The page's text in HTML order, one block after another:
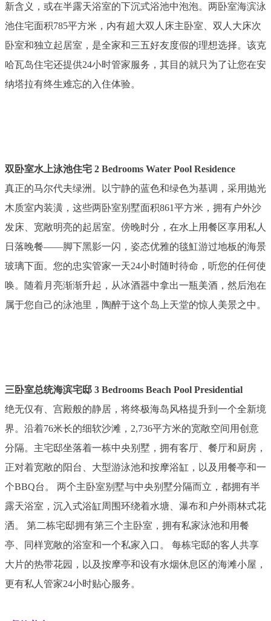
新含义，或在半露天浴室的下沉式浴池中泡泡。两卧室海滨泳
池住宅面积785平方米，内有超大双人床主卧室、双人大床次
卧室和独立起居室，是全家和三五好友度假的理想选择。该克
哈瓦岛住宅还提供24小时管家服务，其目的就只为了让您在安
纳塔拉有终生难忘的入住体验。
双卧室水上泳池住宅 2 Bedrooms Water Pool Residence
真正的马尔代夫绿洲。以宁静的蓝色和绿色为基调，采用抛光
木质室内装潢，这些两卧室别墅面积861平方米，拥有户外沙
发床、宽敞明亮的起居室。傍晚时分，在水上用餐区享用私人
日落晚餐——脚下黑影一闪，姿态优雅的毯魟游过地板的海景
玻璃下面。您的忠实管家一天24小时随时待命，听您的任何使
唤。随着月亮渐渐升起，从冰酒器中拿出一瓶美酒，然后泡在
属于您自己的泳池里，陶醉于这个岛上天堂的惊人美景之中。
三卧室总统海滨宅邸 3 Bedrooms Beach Pool Presidential
绝无仅有、宫殿般的静居，将终极海岛风格提升到一个全新境
界。沿着76米长的细软沙滩，2,736平方米的宽敞空间用创意
分隔。主宅邸坐落着一栋中央别墅，拥有客厅、餐厅和厨房，
正对着宽敞的阳台、大型游泳池和按摩浴缸，以及用餐亭和一
个BBQ台。 两个主卧室别墅与中央别墅分隔而立，都拥有半
露天浴室，沉入式浴缸周围环绕着水塘、瀑布和户外雨林式花
洒。 第二栋宅邸拥有第三个主卧室，拥有私家泳池和用餐
亭、同样宽敞的浴室和一个私家入口。 每栋宅邸的客人共享
大片的热带花园，以及按摩亭和设有水烟休息区的海滩小屋，
更有私人管家24小时贴心服务。